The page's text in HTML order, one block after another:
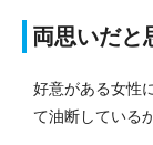
両思いだと
好意がある女性
て油断している